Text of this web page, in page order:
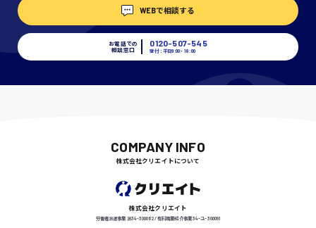
WEBで相談する
お電話での
相談窓口
0120-507-545
受付：平日9:00 - 18:00
COMPANY INFO
株式会社クリエイトについて
株式会社クリエイト
労働者派遣事業 派34-300062 / 有料職業紹介事業 34-ユ-300091